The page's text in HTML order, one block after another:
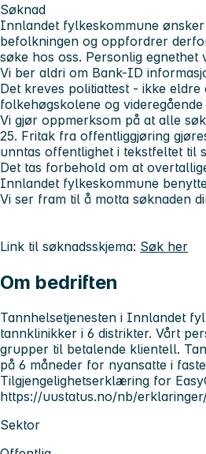
Søknad
Innlandet fylkeskommune
befolkningen og oppfordrer
søke hos oss. Personlig egnethet
Vi ber aldri om Bank-ID
Det kreves politiattest - ikke
folkehøgskolene og
Vi gjør oppmerksom på at alle
25. Fritak fra offentliggjøring
unntas offentlighet i
Det tas forbehold om at
Innlandet fylkeskommune
Vi ser fram til å motta søknaden
Link til søknadsskjema: Søk her
Om bedriften
Tannhelsetjenesten i Innlandet
tannklinikker i 6 distrikter. Vårt
grupper til betalende klientell.
på 6 måneder for nyansatte i
Tilgjengelighetserklæring for
https://uustatus.no/nb/
Sektor